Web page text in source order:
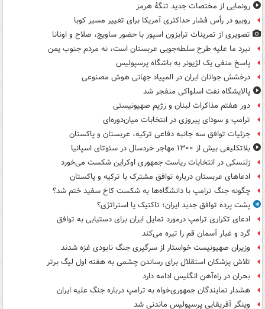
رونمایی از مختصات جدید تنگۀ هرمز
روبیو در رأس فشار حداکثری آمریکا برای تغییر مسیر کوبا
تصویری از تمرینات ترابزون اسپور با حضور ساویچ، صلاح و اونانا
نبرد ما علیه طرح سلطه‌جویی عربستان است، نه مردم جنوب یمن
پاسخ منفی یک لژیونر به باشگاه پرسپولیس
درخشش جوانان ایران در المپیاد جهانی هوش مصنوعی
پالایشگاه نفت اسلواکی منفجر شد
دور هفتم مذاکرات لبنان و رژیم صهیونیستی
ترامپ و سودای پیروزی در انتخابات میان‌دوره‌ای
جزئیات توافق سه جانبه دفاعی ترکیه، عربستان و پاکستان
بلاتکلیفی بیش از ۱۳۰۰ مهاجر خردسال در سئوتای اسپانیا
زلنسکی در انتخابات ریاست جمهوری اوکراین شکست می‌خورد
ادعاهای عربستان درباره توافق مشترک با ترکیه و پاکستان
چگونه جنگ ترامپ با دانشگاه‌ها به شکست کاخ سفید ختم شد؟
پشت پرده توافق جدید ایران؛ تاکتیک یا استراتژی؟
ادعای تکراری ترامپ درمورد تمایل ایران برای دستیابی به توافق
گرد و غبار آسمان قم را تیره می‌کند
وزیران صهیونیست خواستار از سرگیری جنگ نابودی غزه شدند
تلاش پزشکان استقلال برای رساندن چشمی به هفته اول لیگ برتر
بحران در راه‌آهن انگلیس ادامه دارد
هشدار نمایندگان جمهوری‌خواه به ترامپ درباره جنگ علیه ایران
وینگر آفریقایی پرسپولیس ماندنی شد